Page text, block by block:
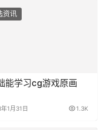
资讯
能学习cg游戏原画
1月31日 1.3K